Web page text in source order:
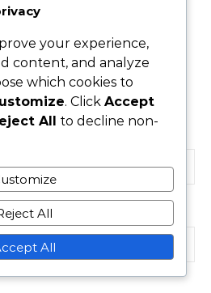
A REPLY
not be published. Required
your experience,
content, and analyze
which cookies to
. Click Accept
All to decline non-
All
All